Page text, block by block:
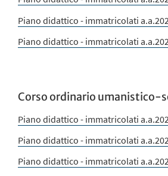
Piano didattico - immatricolati
Piano didattico - immatricolati
Corso ordinario umanistico-
Piano didattico - immatricolati
Piano didattico - immatricolati
Piano didattico - immatricolati